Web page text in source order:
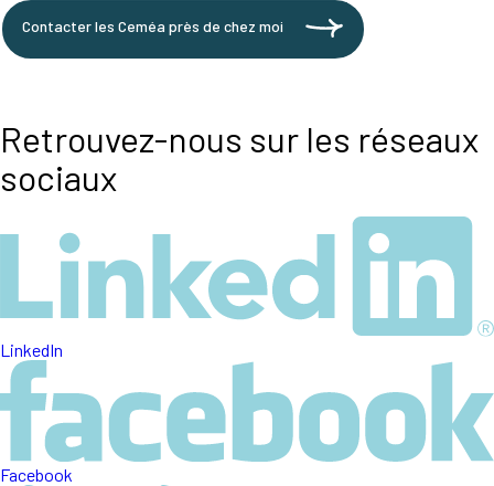
Contacter les Ceméa près de chez moi
Retrouvez-nous sur les réseaux
sociaux
LinkedIn
Facebook